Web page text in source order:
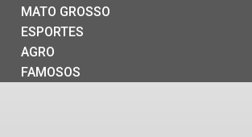
MATO GROSSO
ESPORTES
AGRO
FAMOSOS